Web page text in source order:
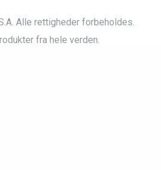
Alle rettigheder forbeholdes.
fra hele verden.